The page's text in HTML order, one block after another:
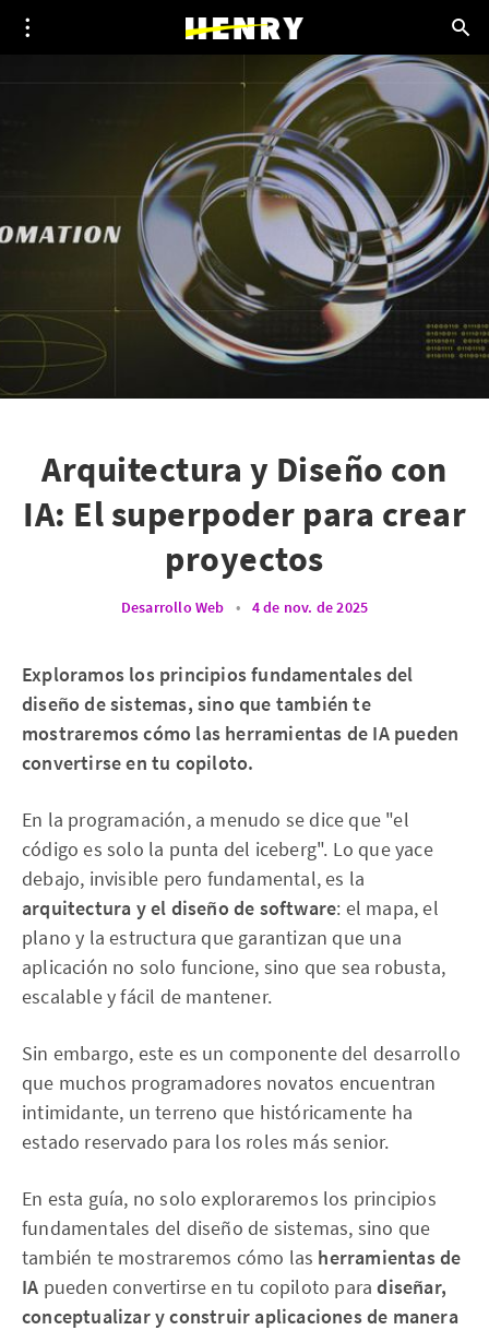
Arquitectura y Diseño con
IA: El superpoder para crear
proyectos
Desarrollo Web • 4 de nov. de 2025
Exploramos los principios fundamentales del
diseño de sistemas, sino que también te
mostraremos cómo las herramientas de IA pueden
convertirse en tu copiloto.
En la programación, a menudo se dice que "el
código es solo la punta del iceberg". Lo que yace
debajo, invisible pero fundamental, es la
arquitectura y el diseño de software: el mapa, el
plano y la estructura que garantizan que una
aplicación no solo funcione, sino que sea robusta,
escalable y fácil de mantener.
Sin embargo, este es un componente del desarrollo
que muchos programadores novatos encuentran
intimidante, un terreno que históricamente ha
estado reservado para los roles más senior.
En esta guía, no solo exploraremos los principios
fundamentales del diseño de sistemas, sino que
también te mostraremos cómo las herramientas de
IA pueden convertirse en tu copiloto paradiseñar,
conceptualizar y construir aplicaciones de manera